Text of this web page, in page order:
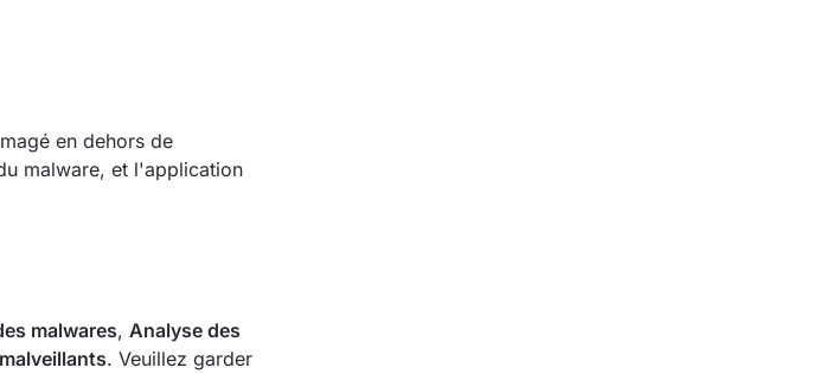
en dehors de
malware, et l'application
malwares, Analyse des
. Veuillez garder